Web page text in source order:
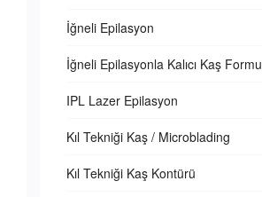
İğneli Epilasyon
İğneli Epilasyonla Kalıcı Kaş Formu
IPL Lazer Epilasyon
Kıl Tekniği Kaş / Microblading
Kıl Tekniği Kaş Kontürü